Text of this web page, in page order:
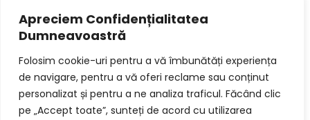
Apreciem Confidențialitatea
Dumneavoastră
Folosim cookie-uri pentru a vă îmbunătăți experiența
de navigare, pentru a vă oferi reclame sau conținut
personalizat și pentru a ne analiza traficul. Făcând clic
pe „Accept toate”, sunteți de acord cu utilizarea
(*10*)
Alegeți accesorii oricare au un slova
asemanator cu mobilierul și pereții dvs. (*10*)
(*10*)